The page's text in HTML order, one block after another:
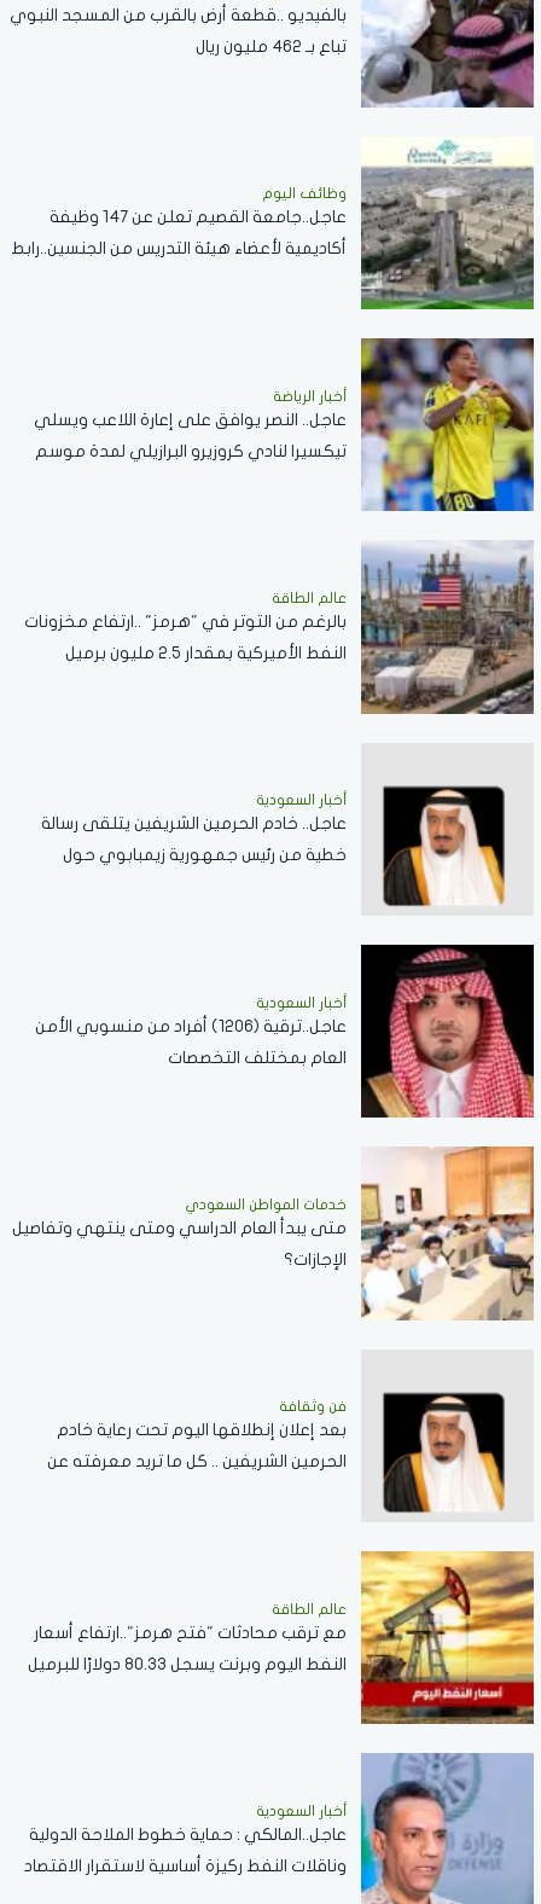
بالفيديو ..قطعة أرض بالقرب من المسجد النبوي
تباع بـ 462 مليون ريال
وظائف اليوم
عاجل..جامعة القصيم تعلن عن 147 وظيفة
أكاديمية لأعضاء هيئة التدريس من الجنسين..رابط
أخبار الرياضة
عاجل.. النصر يوافق على إعارة اللاعب ويسلي
تيكسيرا لنادي كروزيرو البرازيلي لمدة موسم
عالم الطاقة
بالرغم من التوتر في "هرمز" ..ارتفاع مخزونات
النفط الأميركية بمقدار 2.5 مليون برميل
أخبار السعودية
عاجل.. خادم الحرمين الشريفين يتلقى رسالة
خطية من رئيس جمهورية زيمبابوي حول
أخبار السعودية
عاجل..ترقية (1206) أفراد من منسوبي الأمن
العام بمختلف التخصصات
خدمات المواطن السعودي
‏متى يبدأ العام الدراسي ومتى ينتهي وتفاصيل
الإجازات؟
فن وثقافة
بعد إعلان إنطلاقها اليوم تحت رعاية خادم
الحرمين الشريفين .. كل ما تريد معرفته عن
عالم الطاقة
مع ترقب محادثات "فتح هرمز"..ارتفاع أسعار
النفط اليوم وبرنت يسجل 80.33 دولارًا للبرميل
أخبار السعودية
عاجل..المالكي : حماية خطوط الملاحة الدولية
وناقلات النفط ركيزة أساسية لاستقرار الاقتصاد